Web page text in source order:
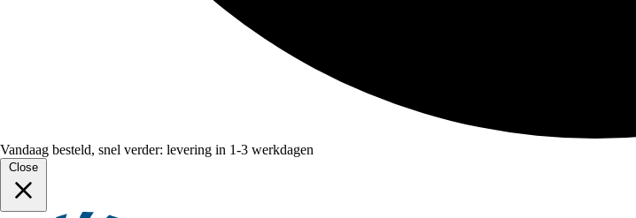
Vandaag besteld, snel verder: levering in 1-3 werkdagen
Close